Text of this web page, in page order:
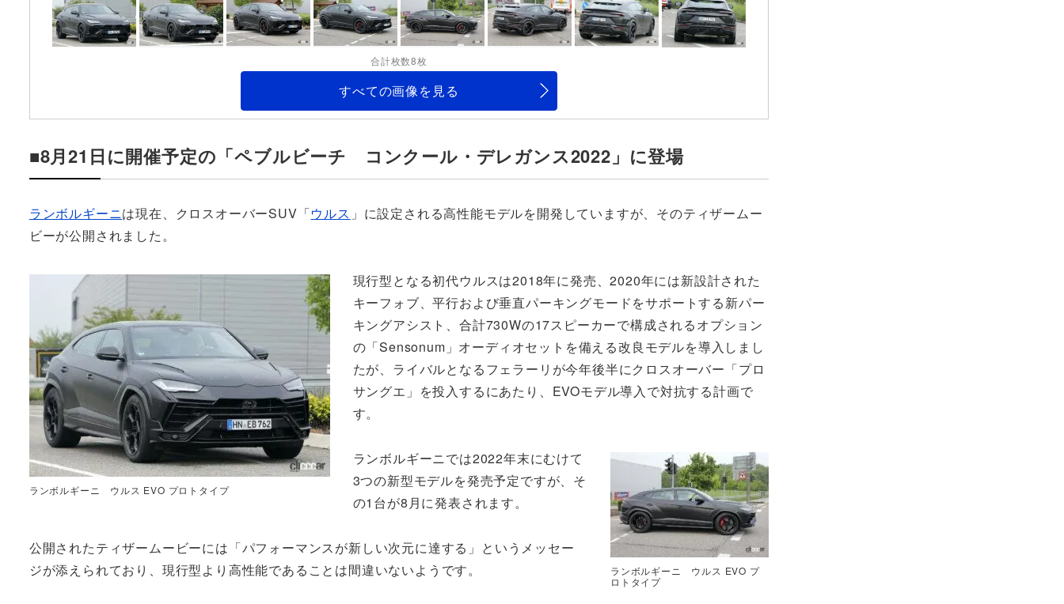
合計枚数8枚
すべての画像を見る
■8月21日に開催予定の「ペブルビーチ コンクール・デレガンス2022」に登場
ランボルギーニは現在、クロスオーバーSUV「ウルス 」に設定される高性能モデルを開発していますが、そのティザームー
ビーが公開されました。
ランボルギーニ ウルス EVO プロトタイプ
現行型となる初代ウルスは2018年に発売、2020年には新設計された
キーフォブ、平行および垂直パーキングモードをサポートする新パー
キングアシスト、合計730Wの17スピーカーで構成されるオプション
の「Sensonum」オーディオセットを備える改良モデルを導入しまし
たが、ライバルとなるフェラーリが今年後半にクロスオーバー「プロ
サングエ」を投入するにあたり、EVOモデル導入で対抗する計画で
す。
ランボルギーニ ウルス EVO プ
ロトタイプ
ランボルギーニでは2022年末にむけて
3つの新型モデルを発売予定ですが、そ
の1台が8月に発表されます。
公開されたティザームービーには「パフォーマンスが新しい次元に達する」というメッセー
ジが添えられており、現行型より高性能であることは間違いないようです。